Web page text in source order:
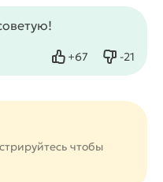
+67
Нравится -21
Не
чтобы